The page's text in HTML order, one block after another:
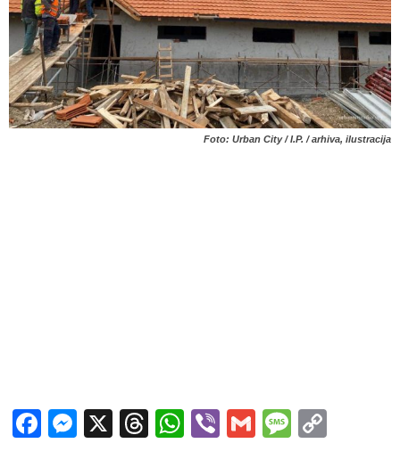
Foto: Urban City / I.P. / arhiva, ilustracija
Facebook
Messenger
X Threads
WhatsApp
ViberGmail